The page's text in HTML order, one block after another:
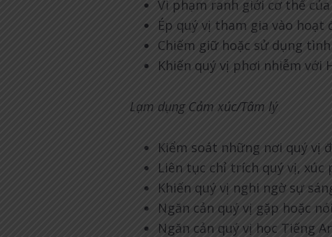
Vi phạm ranh giới cơ thể
Ép quý vị tham gia vào
Chiếm giữ hoặc sử dụng
Khiến quý vị phơi nhiễm với
Lạm dụng Cảm xúc/Tâm lý
Kiểm soát những nơi quý vị
Liên tục chỉ trích quý vị,
Khiến quý vị nghi ngờ sự
Ngăn cản quý vị gặp hoặc
Ngăn cản quý vị học Tiếng